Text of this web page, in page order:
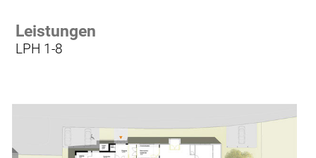
Leistungen
LPH 1-8